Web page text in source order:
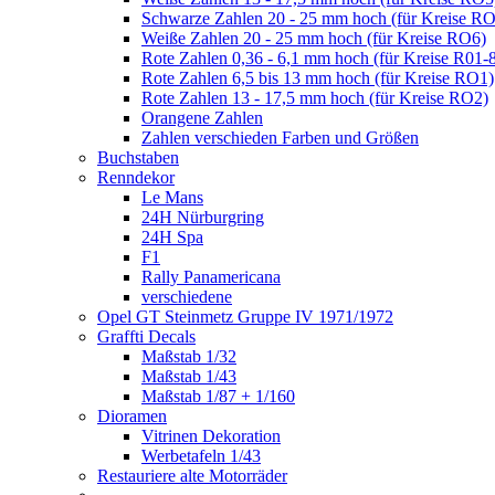
Schwarze Zahlen 20 - 25 mm hoch (für Kreise
Weiße Zahlen 20 - 25 mm hoch (für Kreise RO6)
Rote Zahlen 0,36 - 6,1 mm hoch (für Kreise R01-
Rote Zahlen 6,5 bis 13 mm hoch (für Kreise RO1)
Rote Zahlen 13 - 17,5 mm hoch (für Kreise RO2)
Orangene Zahlen
Zahlen verschieden Farben und Größen
Buchstaben
Renndekor
Le Mans
24H Nürburgring
24H Spa
F1
Rally Panamericana
verschiedene
Opel GT Steinmetz Gruppe IV 1971/1972
Graffti Decals
Maßstab 1/32
Maßstab 1/43
Maßstab 1/87 + 1/160
Dioramen
Vitrinen Dekoration
Werbetafeln 1/43
Restauriere alte Motorräder